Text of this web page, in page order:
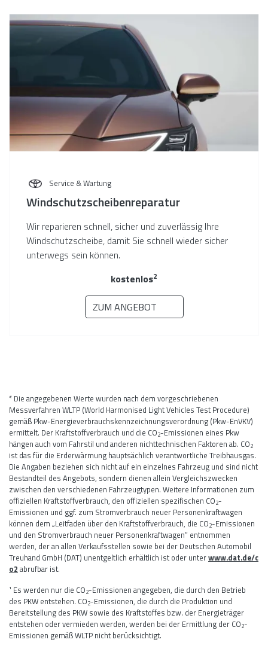
Windschutzscheiben­reparatur
Service & Wartung
Wir reparieren schnell, sicher und zuverlässig Ihre
Windschutzscheibe, damit Sie schnell wieder sicher
unterwegs sein können.
kostenlos2
ZUM ANGEBOT
* Die angegebenen Werte wurden nach dem vorgeschriebenen
Messverfahren WLTP (World Harmonised Light Vehicles Test Procedure)
gemäß Pkw-Energieverbrauchskennzeichnungsverordnung (Pkw-EnVKV)
ermittelt. Der Kraftstoffverbrauch und die CO2-Emissionen eines Pkw
hängen auch vom Fahrstil und anderen nichttechnischen Faktoren ab. CO2
ist das für die Erderwärmung hauptsächlich verantwortliche Treibhausgas.
Die Angaben beziehen sich nicht auf ein einzelnes Fahrzeug und sind nicht
Bestandteil des Angebots, sondern dienen allein Vergleichszwecken
zwischen den verschiedenen Fahrzeugtypen. Weitere Informationen zum
offiziellen Kraftstoffverbrauch, den offiziellen spezifischen CO2-
Emissionen und ggf. zum Stromverbrauch neuer Personenkraftwagen
können dem „Leitfaden über den Kraftstoffverbrauch, die CO2-Emissionen
und den Stromverbrauch neuer Personenkraftwagen“ entnommen
werden, der an allen Verkaufsstellen sowie bei der Deutschen Automobil
Treuhand GmbH (DAT) unentgeltlich erhältlich ist oder unterwww.dat.de/c
o2 abrufbar ist.
¹ Es werden nur die CO2-Emissionen angegeben, die durch den Betrieb
des PKW entstehen. CO2-Emissionen, die durch die Produktion und
Bereitstellung des PKW sowie des Kraftstoffes bzw. der Energieträger
entstehen oder vermieden werden, werden bei der Ermittlung der CO2-
Emissionen gemäß WLTP nicht berücksichtigt.